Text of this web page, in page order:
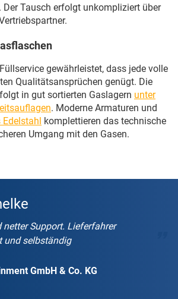
Tausch erfolgt unkompliziert über
gewährleistet, dass jede volle
Qualitätsansprüchen genügt. Die
in gut sortierten Gaslagern unter
. Moderne Armaturen und
Edelstahl komplettieren das technische
Umgang mit den Gasen.
netter Support. Lieferfahrer
und selbständig
GmbH & Co. KG